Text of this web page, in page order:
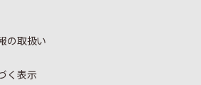
の取扱い
く表示